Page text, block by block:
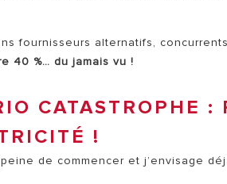
fournisseurs alternatifs,
40 %… du jamais vu !
CATASTROPHE :
!
peine de commencer et j’envisage